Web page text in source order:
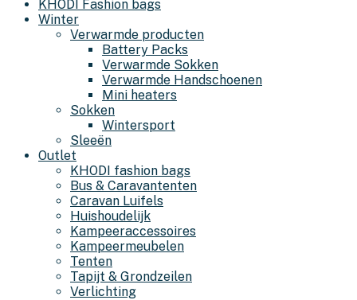
KHODI Fashion bags
Winter
Verwarmde producten
Battery Packs
Verwarmde Sokken
Verwarmde Handschoenen
Mini heaters
Sokken
Wintersport
Sleeën
Outlet
KHODI fashion bags
Bus & Caravantenten
Caravan Luifels
Huishoudelijk
Kampeeraccessoires
Kampeermeubelen
Tenten
Tapijt & Grondzeilen
Verlichting